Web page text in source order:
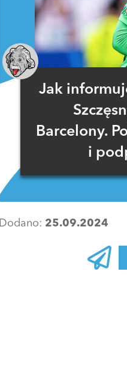
Jak
Barcelony.
i
Dodano: 25.09.2024